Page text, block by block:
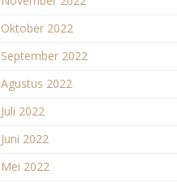
Oktober 2022
September 2022
Agustus 2022
Juli 2022
Juni 2022
Mei 2022